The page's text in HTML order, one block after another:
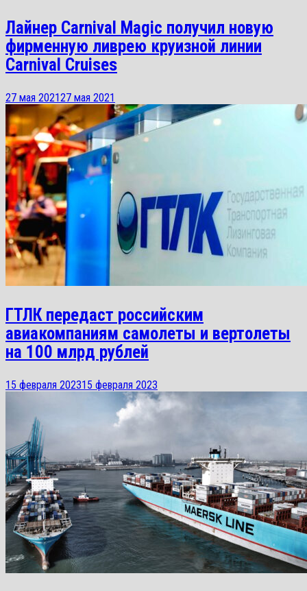
Лайнер Carnival Magic получил новую
фирменную ливрею круизной линии
Carnival Cruises
27 мая 202127 мая 2021
ГТЛК передаст российским
авиакомпаниям самолеты и вертолеты
на 100 млрд рублей
15 февраля 202315 февраля 2023